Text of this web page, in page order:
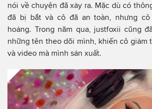
nói về chuyện đã xảy ra. Mặc dù có
đã bị bắt và cô đã an toàn, nhưng
hoảng. Trong năm qua, justfoxii cũng
những tên theo dõi mình, khiến cô giảm
và video mà mình sản xuất.